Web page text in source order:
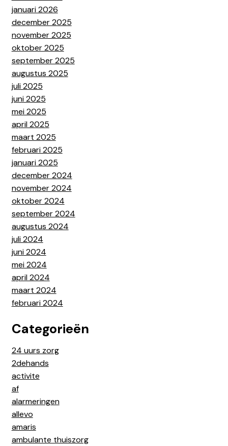
januari 2026
december 2025
november 2025
oktober 2025
september 2025
augustus 2025
juli 2025
juni 2025
mei 2025
april 2025
maart 2025
februari 2025
januari 2025
december 2024
november 2024
oktober 2024
september 2024
augustus 2024
juli 2024
juni 2024
mei 2024
april 2024
maart 2024
februari 2024
Categorieën
24 uurs zorg
2dehands
activite
af
alarmeringen
allevo
amaris
ambulante thuiszorg